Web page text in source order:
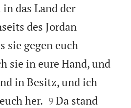
das Land der
des Jordan
sie gegen euch
sie in eure Hand, und
in Besitz, und ich
her. 

9 Da stand